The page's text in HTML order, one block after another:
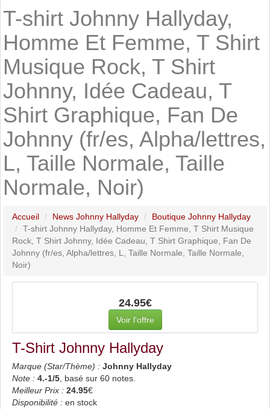
T-shirt Johnny Hallyday,
Homme Et Femme, T Shirt
Musique Rock, T Shirt
Johnny, Idée Cadeau, T
Shirt Graphique, Fan De
Johnny (fr/es, Alpha/lettres,
L, Taille Normale, Taille
Normale, Noir)
Accueil News Johnny Hallyday
Boutique Johnny Hallyday
T-shirt Johnny Hallyday, Homme Et Femme, T Shirt Musique
Rock, T Shirt Johnny, Idée Cadeau, T Shirt Graphique, Fan De
Johnny (fr/es, Alpha/lettres, L, Taille Normale, Taille Normale,
Noir)
24.95€
Voir l'offre
T-Shirt Johnny Hallyday
Marque (Star/Thème) : Johnny Hallyday
Note : 4.-1/5 , basé sur 60 notes.
Meilleur Prix : 24.95€
Disponibilité : en stock